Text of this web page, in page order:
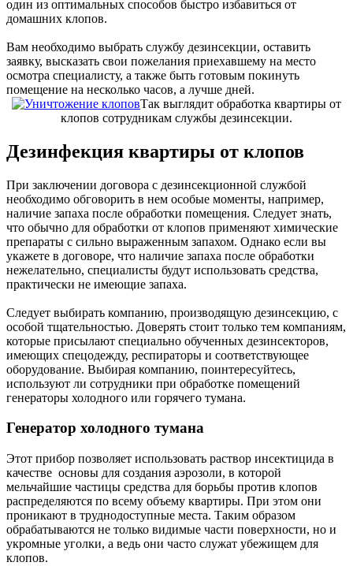
один из оптимальных способов быстро избавиться от
домашних клопов.
Вам необходимо выбрать службу дезинсекции, оставить
заявку, высказать свои пожелания приехавшему на место
осмотра специалисту, а также быть готовым покинуть
помещение на несколько часов, а лучше дней.
Так выглядит обработка квартиры от
клопов сотрудникам службы дезинcекции.
Дезинфекция квартиры от клопов
При заключении договора с дезинсекционной службой
необходимо обговорить в нем особые моменты, например,
наличие запаха после обработки помещения. Следует знать,
что обычно для обработки от клопов применяют химические
препараты с сильно выраженным запахом. Однако если вы
укажете в договоре, что наличие запаха после обработки
нежелательно, специалисты будут использовать средства,
практически не имеющие запаха.
Следует выбирать компанию, производящую дезинсекцию, с
особой тщательностью. Доверять стоит только тем компаниям,
которые присылают специально обученных дезинсекторов,
имеющих спецодежду, респираторы и соответствующее
оборудование. Выбирая компанию, поинтересуйтесь,
используют ли сотрудники при обработке помещений
генераторы холодного или горячего тумана.
Генератор холодного тумана
Этот прибор позволяет использовать раствор инсектицида в
качестве основы для создания аэрозоли, в которой
мельчайшие частицы средства для борьбы против клопов
распределяются по всему объему квартиры. При этом они
проникают в труднодоступные места. Таким образом
обрабатываются не только видимые части поверхности, но и
укромные уголки, а ведь они часто служат убежищем для
клопов.